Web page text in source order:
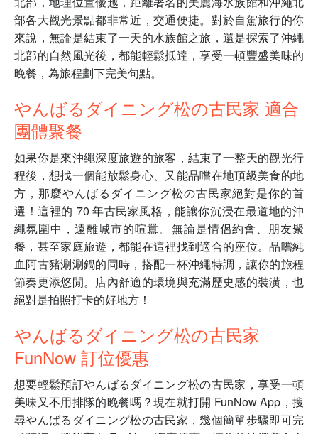
部各大觀光景點都非常近，交通便捷。對於自駕旅行的你
來說，無論是結束了一天的水族館之旅，還是探索了沖繩
北部的自然風光後，都能輕鬆抵達，享受一頓豐盛美味的
晚餐，為旅程劃下完美句點。
やんばるダイニング松の古民家 適合
團體聚餐
如果你是來沖繩深度旅遊的旅客，結束了一整天的觀光行
程後，想找一個能放鬆身心、又能品嚐在地頂級美食的地
方，那麼やんばるダイニング松の古民家絕對是你的首
選！這裡的 70 年古民家風格，能讓你沉浸在最道地的沖
繩氛圍中，遠離城市的喧囂。無論是情侶約會、朋友聚
餐，甚至家庭旅遊，都能在這裡找到適合的座位。品嚐純
血阿古豬涮涮鍋的同時，搭配一杯沖繩特調，讓你的旅程
節奏更添悠閒。店內舒適的環境與充滿歷史感的裝潢，也
絕對是拍照打卡的好地方！
やんばるダイニング松の古民家
FunNow 訂位優惠
想要輕鬆預訂やんばるダイニング松の古民家，享受一頓
美味又不用排隊的晚餐嗎？現在就打開 FunNow App，搜
尋やんばるダイニング松の古民家，幾個簡單步驟即可完